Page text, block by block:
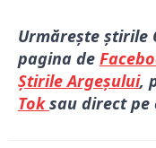
Urmărește știrile
pagina de
Știrile Argeșului,
Toksau direct pe